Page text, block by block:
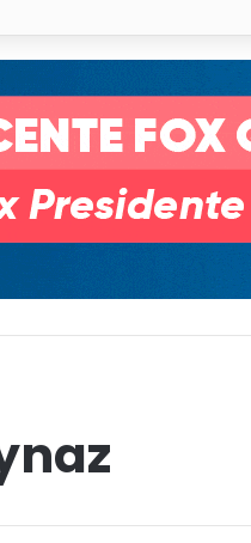
impacto del nuevo desnivel